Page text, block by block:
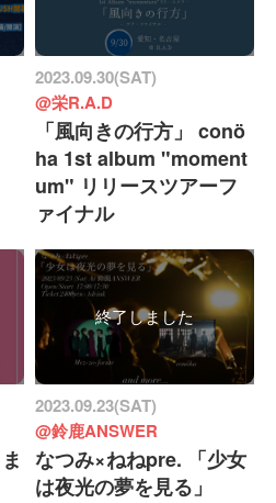
2023.09.30(SAT)
@栄R.A.D
「風向きの行方」 conö
ha 1st album "moment
um" リリースツアーフ
ァイナル
終了しました
2023.09.23(SAT)
@鈴鹿ANSWER
なつみ×ねねpre. 「少女
は夜光の夢を見る」